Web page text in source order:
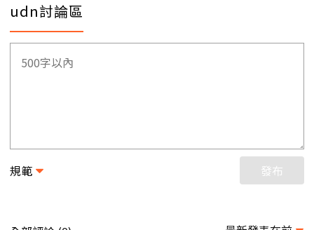
udn討論區
規範 發布